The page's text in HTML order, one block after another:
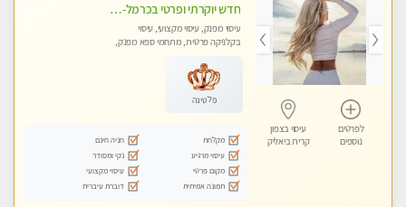
לפרטים
נוספים
עיסוי בצפון
קרית ביאליק
חדש יוקרתי ופרטי בכרמל-חיפה פנקו את עצמכם ברוגע פינוק וחוויה בלתי נשכחת ללא מין !!
עיסוי מפנק, עיסוי מקצועי, עיסוי
בקלניקה פרטית, מתחמי ספא מפנק,
פלטינה
מקלחת
חניה חינם
עיסוי מרגיע
נקי ומסודר
מקום פרטי
עיסוי מקצועי
תמונה אמיתית
דוברת עיברית